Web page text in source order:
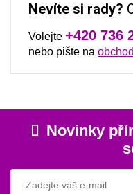
Nevíte si rady?
Volejte +420 736
nebo pište na
Novinky